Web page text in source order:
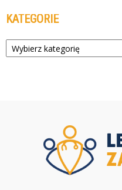
KATEGORIE
Kategorie